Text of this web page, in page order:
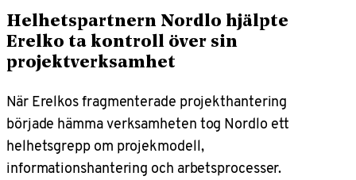
Helhetspartnern Nordlo hjälpte
Erelko ta kontroll över sin
projektverksamhet
När Erelkos fragmenterade projekthantering
började hämma verksamheten tog Nordlo ett
helhetsgrepp om projekmodell,
informationshantering och arbetsprocesser.